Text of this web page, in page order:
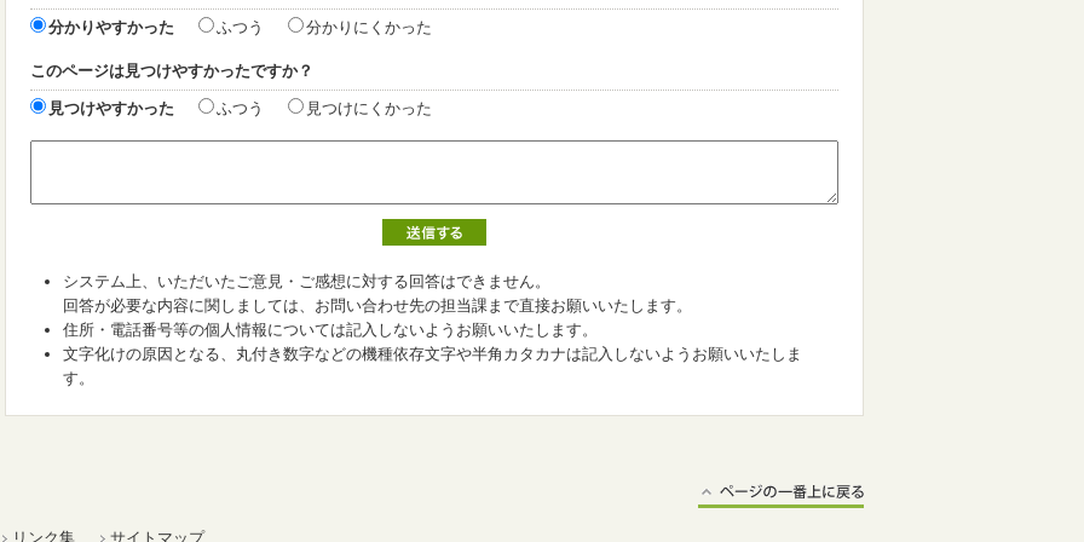
分かりやすかった ふつう 分かりにくかった
このページは見つけやすかったですか？
見つけやすかった ふつう 見つけにくかった
システム上、いただいたご意見・ご感想に対する回答はできません。
回答が必要な内容に関しましては、お問い合わせ先の担当課まで直接お願いいたします。
住所・電話番号等の個人情報については記入しないようお願いいたします。
文字化けの原因となる、丸付き数字などの機種依存文字や半角カタカナは記入しないようお願いいたしま
す。
リンク集 サイトマップ